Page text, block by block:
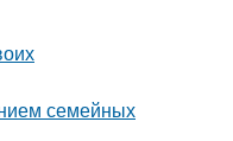
семейных